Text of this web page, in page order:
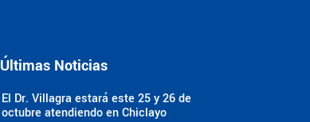
Últimas Noticias
El Dr. Villagra estará este 25 y 26 de
octubre atendiendo en Chiclayo